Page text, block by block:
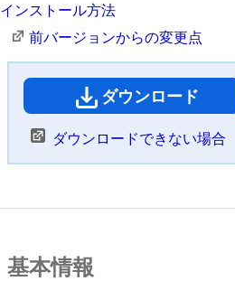
インストール方法
前バージョンからの変更点
ダウンロード
ダウンロードできない場合
基本情報